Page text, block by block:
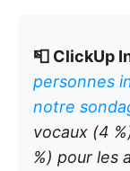
📮 ClickUp
personnes
notre
vocaux (4
%) pour les